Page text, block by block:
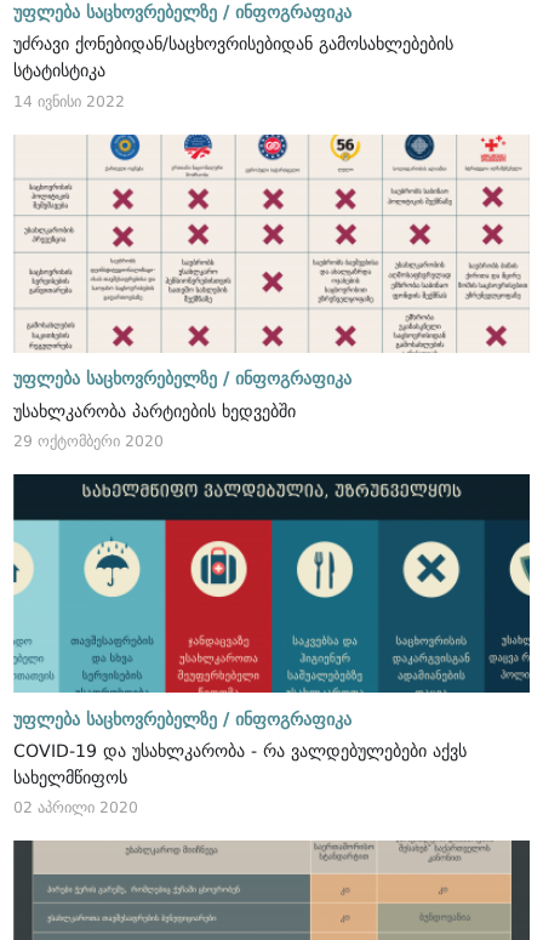
უფლება საცხოვრებელზე / ინფოგრაფიკა
უძრავი ქონებიდან/საცხოვრისებიდან გამოსახლებების
სტატისტიკა
14 ივნისი 2022
უფლება საცხოვრებელზე / ინფოგრაფიკა
უსახლკარობა პარტიების ხედვებში
29 ოქტომბერი 2020
უფლება საცხოვრებელზე / ინფოგრაფიკა
COVID-19 და უსახლკარობა - რა ვალდებულებები აქვს
სახელმწიფოს
02 აპრილი 2020